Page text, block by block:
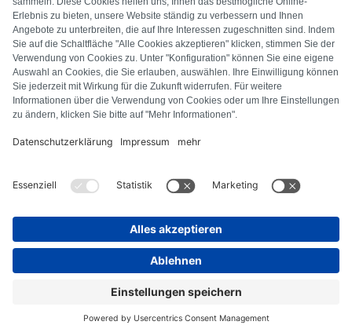
FAQ
Alle Fehlercodes
Über uns
Presse
Impressum
Cookie-Richtlinie
Vertrag widerrufen
© Repartly 2026